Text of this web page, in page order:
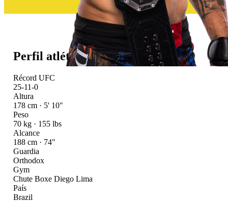
Perfil atlético
Récord UFC
25-11-0
Altura
178 cm · 5' 10"
Peso
70 kg · 155 lbs
Alcance
188 cm · 74"
Guardia
Orthodox
Gym
Chute Boxe Diego Lima
País
Brazil